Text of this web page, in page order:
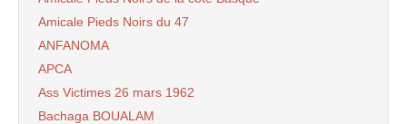
Amicale Pieds Noirs du 47
ANFANOMA
APCA
Ass Victimes 26 mars 1962
Bachaga BOUALAM